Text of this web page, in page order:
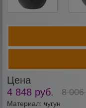
Материал: чугун
Цена
8 006
4 848 руб.